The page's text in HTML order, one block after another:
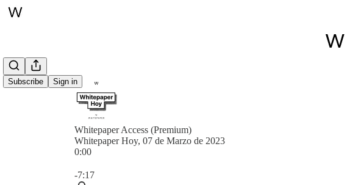
Subscribe Sign in
Whitepaper Access (Premium)
Whitepaper Hoy, 07 de Marzo de 2023
0:00
-7:17